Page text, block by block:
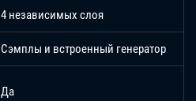
4 независимых слоя
Сэмплы и встроенный генератор
Да